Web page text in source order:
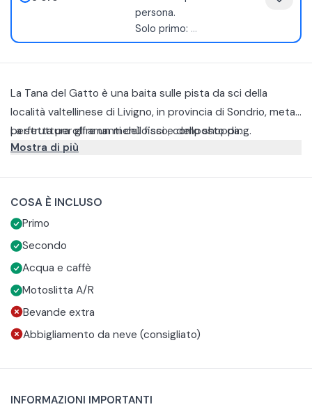
persona.
Solo primo: ...
La Tana del Gatto è una baita sulle pista da sci della
località valtellinese di Livigno, in provincia di Sondrio, meta
perfetta per gli amanti dello sci e dello shopping.
La struttura offre un menù fisso, composto da:
Bis di primi, in base agli ingredienti stagionali, che vi
ravioli con ripieno di funghi.
Un secondo di carne: spezzatino con polenta.
Mentre per i bambini fino a 12 anni il menù fisso ha un
prezzo scontato.
L'unico pensiero che dovrete avere è quello di raggiungere
la telecabina Cassana a Livigno, punto di incontro con la
vostra "carrozza invernale": la motoslitta. Una volta saliti
verrete accompagnati fino alla baita e, durante il tragitto,
potrete ammirare la città di Livigno dall'alto, innevata ed
illuminata.
In caso di intolleranze o esigenze alimentari specifiche si
prega di contattare direttamente la struttura.
Mostra di più
COSA È INCLUSO
Primo
Secondo
Acqua e caffè
Motoslitta A/R
Bevande extra
Abbigliamento da neve (consigliato)
INFORMAZIONI IMPORTANTI